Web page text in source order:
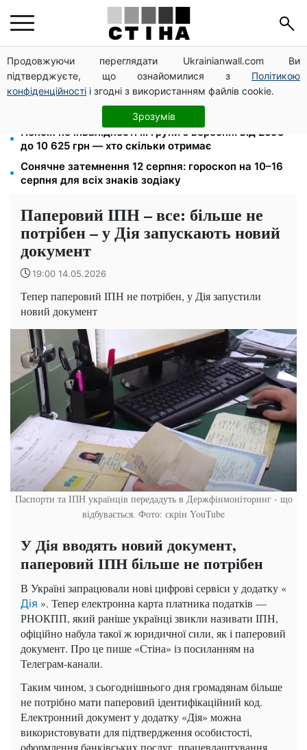
Продовжуючи переглядати Ukrainianwall.com Ви
підтверджуєте, що ознайомилися з Політикою
конфіденційності і згодні з використанням файлів cookie.
Зрозумів
Фейкові сайти сервісних центрів МВС: шахраї
виманюють гроші у водіїв перед виїздом за кордон
120 000 грн на авто: компенсацію для ветеранів
хочуть поширити на III групу інвалідності
Пенсія по інвалідності III групи з вересня: від 2595
до 10 625 грн — хто скільки отримає
Сонячне затемнення 12 серпня: гороскоп на 10–16
серпня для всіх знаків зодіаку
Паперовий ІПН – все: більше не
потрібен – у Дія запускають новий
документ
19:00 14.05.2026
Тепер паперовий ІПН не потрібен, у Дія запустили
новий документ
Паспорти та ІПН українців передадуть в Держфінмоніторинг - що
відбувається. Фото: скрін YouTube
У Дія вводять новий документ,
паперовий ІПН більше не потрібен
В Україні запрацювали нові цифрові сервіси у додатку «
Дія ». Тепер електронна карта платника податків —
РНОКПП, який раніше українці звикли називати ІПН,
офіційно набула такої ж юридичної сили, як і паперовий
документ. Про це пише «Стіна» із посиланням на
Телеграм-канали.
Таким чином, з сьогоднішнього дня громадянам більше
не потрібно мати паперовий ідентифікаційний код.
Електронний документ у додатку «Дія» можна
використовувати для підтвердження особистості,
оформлення банківських послуг, працевлаштування,